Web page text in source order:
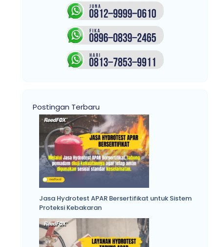
Postingan Terbaru
Jasa Hydrotest APAR Bersertifikat untuk Sistem
Proteksi Kebakaran